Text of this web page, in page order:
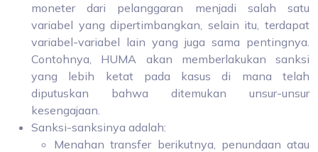
moneter dari pelanggaran menjadi salah satu
variabel yang dipertimbangkan, selain itu, terdapat
variabel-variabel lain yang juga sama pentingnya.
Contohnya, HUMA akan memberlakukan sanksi
yang lebih ketat pada kasus di mana telah
diputuskan bahwa ditemukan unsur-unsur
kesengajaan.
Sanksi-sanksinya adalah:
Menahan transfer berikutnya, penundaan atau